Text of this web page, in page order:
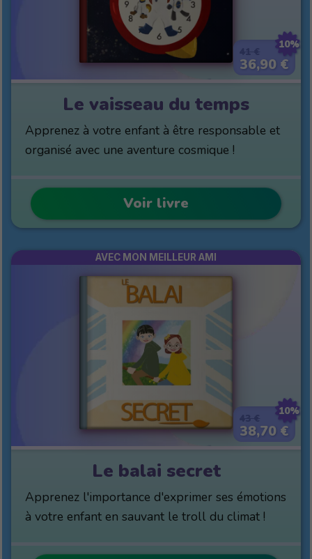
10%
36,90 €
Le vaisseau du temps
Apprenez à votre enfant à être responsable et
organisé avec une aventure cosmique !
Voir livre
10%
38,70 €
AVEC MON MEILLEUR AMI
Le balai secret
Apprenez l'importance d'exprimer ses émotions
à votre enfant en sauvant le troll du climat !